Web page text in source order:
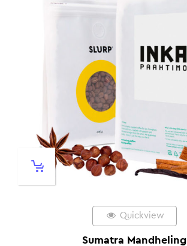
Quickview
Sumatra Mandheling